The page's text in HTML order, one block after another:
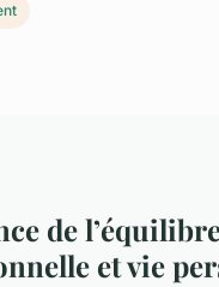
de
et vie